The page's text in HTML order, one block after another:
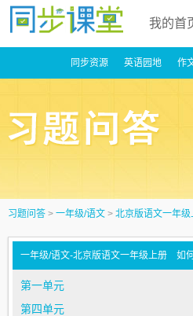
我的首
同步资源 英语园地 作
习题问答 > 一年级/语文 > 北京版语文一年级
一年级/语文-北京版语文一年级上册 如
第一单元
第四单元